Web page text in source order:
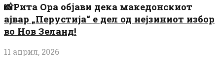
📸Рита Ора објави дека македонскиот
ајвар „Перустија“ е дел од нејзиниот избор
во Нов Зеланд!
11 април, 2026